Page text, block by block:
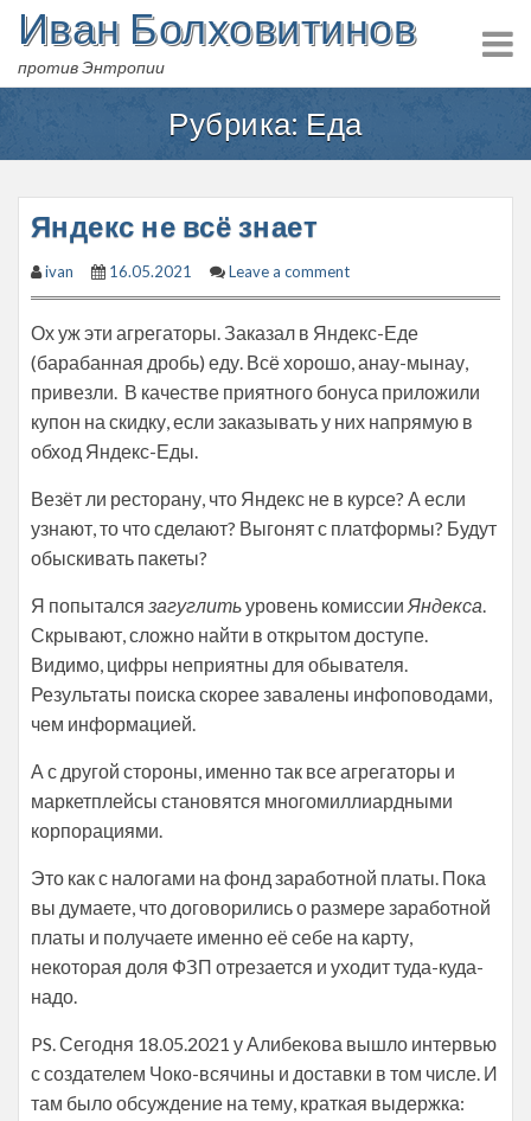
Skip
content
Иван Болховитинов
против Энтропии
Рубрика: Еда
Яндекс не всё знает
ivan 16.05.2021 Leave a comment
Ох уж эти агрегаторы. Заказал в Яндекс-Еде
(барабанная дробь) еду. Всё хорошо, анау-мынау,
привезли. В качестве приятного бонуса приложили
купон на скидку, если заказывать у них напрямую в
обход Яндекс-Еды.
Везёт ли ресторану, что Яндекс не в курсе? А если
узнают, то что сделают? Выгонят с платформы? Будут
обыскивать пакеты?
Я попытался загуглитьуровень комиссии Яндекса.
Скрывают, сложно найти в открытом доступе.
Видимо, цифры неприятны для обывателя.
Результаты поиска скорее завалены инфоповодами,
чем информацией.
А с другой стороны, именно так все агрегаторы и
маркетплейсы становятся многомиллиардными
корпорациями.
Это как с налогами на фонд заработной платы. Пока
вы думаете, что договорились о размере заработной
платы и получаете именно её себе на карту,
некоторая доля ФЗП отрезается и уходит туда-куда-
надо.
PS. Сегодня 18.05.2021 у Алибекова вышло интервью
с создателем Чоко-всячины и доставки в том числе. И
там было обсуждение на тему, краткая выдержка: